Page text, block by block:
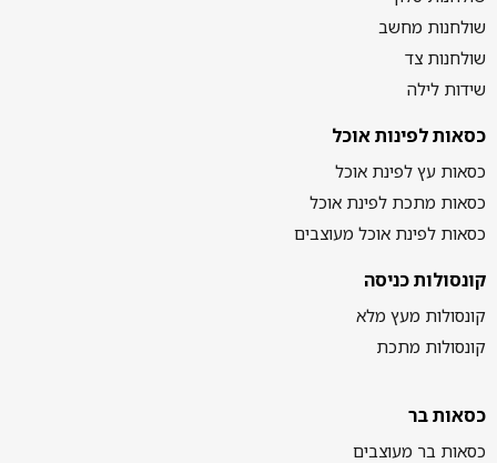
שולחנות מחשב
שולחנות צד
שידות לילה
כסאות לפינות אוכל
כסאות עץ לפינת אוכל
כסאות מתכת לפינת אוכל
כסאות לפינת אוכל מעוצבים
קונסולות כניסה
קונסולות מעץ מלא
קונסולות מתכת
כסאות בר
כסאות בר מעוצבים